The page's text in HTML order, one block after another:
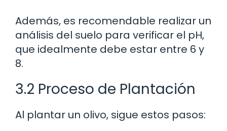
Además, es recomendable realizar un
análisis del suelo para verificar el pH,
que idealmente debe estar entre 6 y
8.
3.2 Proceso de Plantación
Al plantar un olivo, sigue estos pasos: